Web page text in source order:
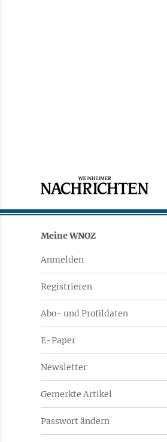
Meine WNOZ
Anmelden
Registrieren
Abo- und Profildaten
E-Paper
Newsletter
Gemerkte Artikel
Passwort ändern